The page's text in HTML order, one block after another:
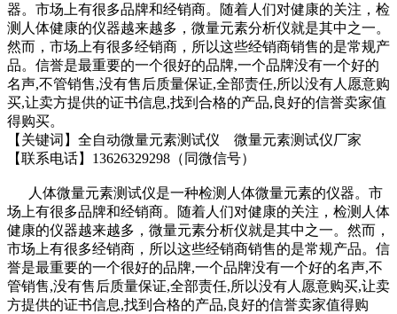
器。市场上有很多品牌和经销商。
随着人们对健康的关注，检
测人体健康的仪器越来越多，微量元素分析仪就是其中之一。
然而，市场上有很多经销商，所以这些经销商销售的是常规产
品。信誉是最重要的一个很好的品牌,一个品牌没有一个好的
名声,不管销售,没有售后质量保证,全部责任,所以没有人愿意购
买,让卖方提供的证书信息,找到合格的产品,良好的信誉卖家值
得购买。
【关键词】全自动微量元素测试仪 微量元素测试仪厂家
【联系电话】13626329298（同微信号）
人体微量元素测试仪是一种检测人体微量元素的仪器。市
场上有很多品牌和经销商。
随着人们对健康的关注，检测人体
健康的仪器越来越多，微量元素分析仪就是其中之一。然而，
市场上有很多经销商，所以这些经销商销售的是常规产品。信
誉是最重要的一个很好的品牌,一个品牌没有一个好的名声,不
管销售,没有售后质量保证,全部责任,所以没有人愿意购买,让卖
方提供的证书信息,找到合格的产品,良好的信誉卖家值得购